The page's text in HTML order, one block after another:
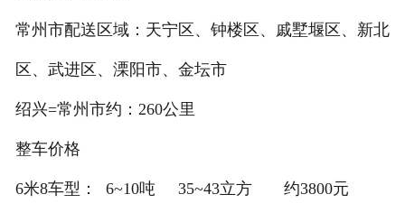
常州市配送区域：天宁区、钟楼区、戚墅堰区、新北
区、武进区、溧阳市、金坛市
绍兴=常州市约：260公里
整车价格
6米8车型： 6~10吨 35~43立方 约3800元